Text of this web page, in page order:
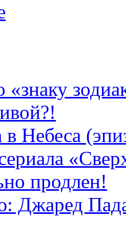
в Небеса
продлен!
Джаред